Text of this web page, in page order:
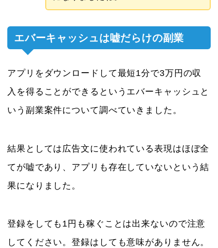
エバーキャッシュは嘘だらけの副業
アプリをダウンロードして最短1分で3万円の収
入を得ることができるというエバーキャッシュと
いう副業案件について調べていきました。
結果としては広告文に使われている表現はほぼ全
てが嘘であり、アプリも存在していないという結
果になりました。
登録をしても1円も稼ぐことは出来ないので注意
してください。登録はしても意味がありません。